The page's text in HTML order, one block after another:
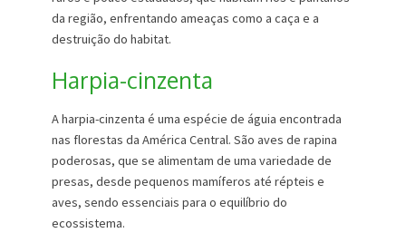
da região, enfrentando ameaças como a caça e a
destruição do habitat.
Harpia-cinzenta
A harpia-cinzenta é uma espécie de águia encontrada
nas florestas da América Central. São aves de rapina
poderosas, que se alimentam de uma variedade de
presas, desde pequenos mamíferos até répteis e
aves, sendo essenciais para o equilíbrio do
ecossistema.